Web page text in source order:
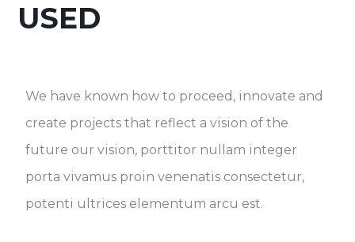
USED
We have known how to proceed, innovate and
create projects that reflect a vision of the
future our vision, porttitor nullam integer
porta vivamus proin venenatis consectetur,
potenti ultrices elementum arcu est.